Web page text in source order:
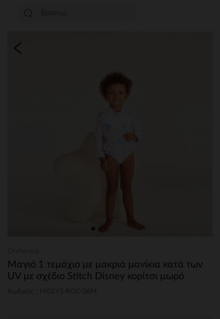
Μαγιό 1 τεμάχιο με μακριά μανίκια κατά των
UV με σχέδιο Stitch Disney κορίτσι μωρό